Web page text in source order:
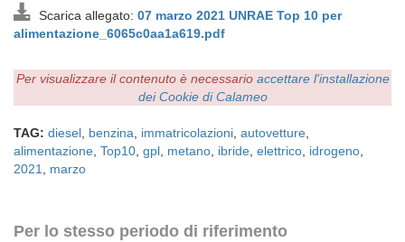
Scarica allegato: 07 marzo 2021 UNRAE Top 10 per
alimentazione_6065c0aa1a619.pdf
Per visualizzare il contenuto è necessario accettare l'installazione
dei Cookie di Calameo
TAG: diesel benzina immatricolazioni autovetture
alimentazione Top10 gpl metano ibride elettrico idrogeno
2021
marzo
Per lo stesso periodo di riferimento